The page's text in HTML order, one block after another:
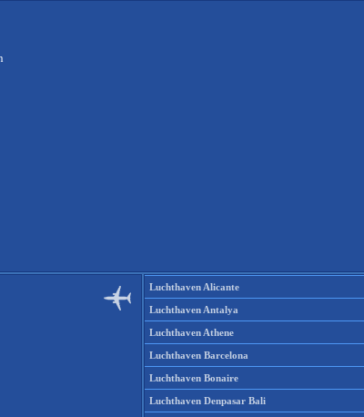
Luchthaven Alicante
Luchthaven Antalya
Luchthaven Athene
Luchthaven Barcelona
Luchthaven Bonaire
Luchthaven Denpasar Bali